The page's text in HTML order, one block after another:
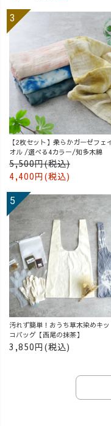
【2枚セット】柔らかガーゼフェ
オル /選べる4カラー/知多木綿
5,500円(税込)
4,400円(税込)
汚れず簡単！おうち草木染めキ
コバッグ【西尾の抹茶】
3,850円(税込)